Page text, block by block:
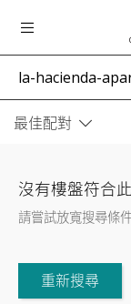
最佳配對
沒有樓盤符合
請嘗試放寬搜尋條
重新搜尋